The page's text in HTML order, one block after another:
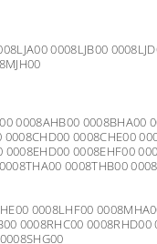
0008LJB00
0008AHB00 0008BHA00
0008CHE00
0008EHF00
0008THB00
0008LHF00
0008RHC00 0008RHD00